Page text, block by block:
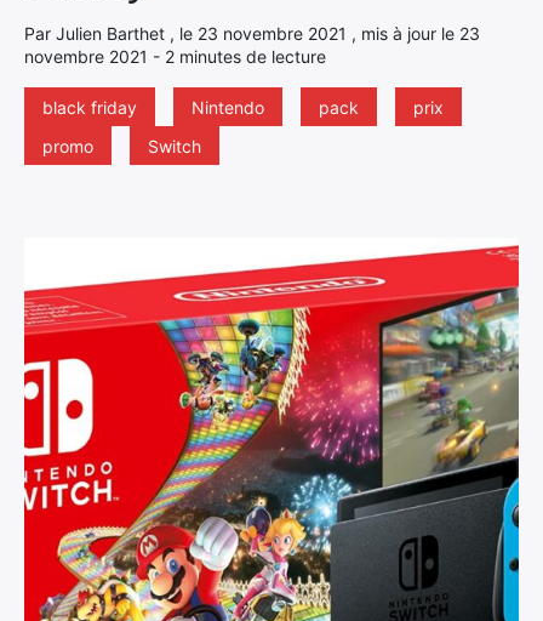
Par Julien Barthet , le 23 novembre 2021 , mis à jour le 23
novembre 2021 - 2 minutes de lecture
black friday Nintendo pack
prix
promo
Switch